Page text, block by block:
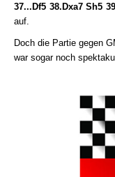
37...Df5 38.Dxa7 Sh5
auf.
Doch die Partie gegen
war sogar noch